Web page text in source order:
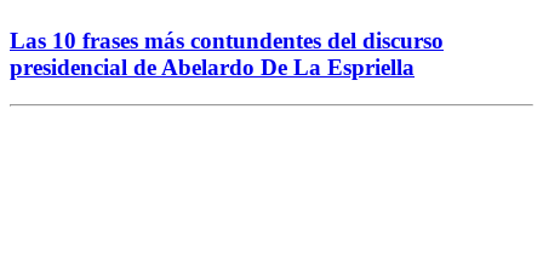
Las 10 frases más contundentes del discurso
presidencial de Abelardo De La Espriella